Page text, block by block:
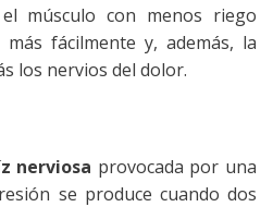
músculo con menos riego
fácilmente y, además, la
los nervios del dolor.
nerviosa provocada por una
se produce cuando dos